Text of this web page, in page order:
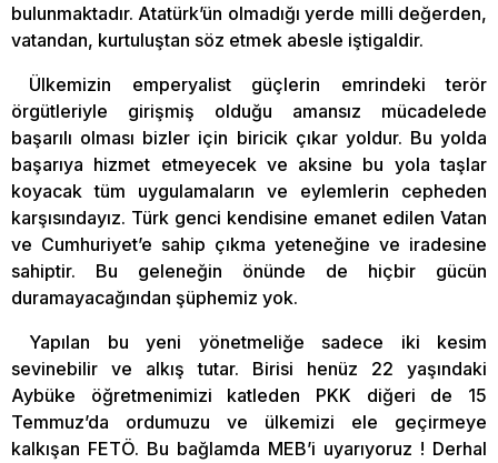
bulunmaktadır. Atatürk’ün olmadığı yerde milli değerden,
vatandan, kurtuluştan söz etmek abesle iştigaldir.
Ülkemizin emperyalist güçlerin emrindeki terör
örgütleriyle girişmiş olduğu amansız mücadelede
başarılı olması bizler için biricik çıkar yoldur. Bu yolda
başarıya hizmet etmeyecek ve aksine bu yola taşlar
koyacak tüm uygulamaların ve eylemlerin cepheden
karşısındayız. Türk genci kendisine emanet edilen Vatan
ve Cumhuriyet’e sahip çıkma yeteneğine ve iradesine
sahiptir. Bu geleneğin önünde de hiçbir gücün
duramayacağından şüphemiz yok.
Yapılan bu yeni yönetmeliğe sadece iki kesim
sevinebilir ve alkış tutar. Birisi henüz 22 yaşındaki
Aybüke öğretmenimizi katleden PKK diğeri de 15
Temmuz’da ordumuzu ve ülkemizi ele geçirmeye
kalkışan FETÖ. Bu bağlamda MEB’i uyarıyoruz ! Derhal